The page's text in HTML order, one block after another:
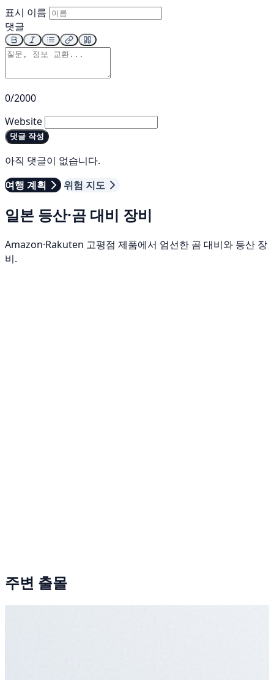
표시 이름
댓글
0/2000
Website
댓글 작성
아직 댓글이 없습니다.
여행 계획
위험 지도
일본 등산·곰 대비 장비
Amazon·Rakuten 고평점 제품에서 엄선한 곰 대비와 등산 장
비.
주변 출몰